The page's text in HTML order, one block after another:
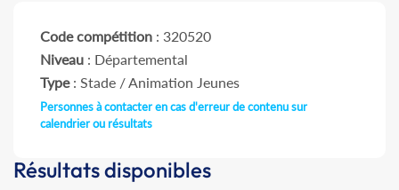
Code compétition : 320520
Niveau : Départemental
Type: Stade / Animation Jeunes
Personnes à contacter en cas d'erreur de contenu sur
calendrier ou résultats
Résultats disponibles